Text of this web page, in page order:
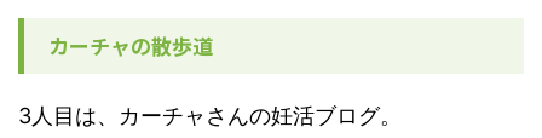
カーチャの散歩道
3人目は、カーチャさんの妊活ブログ。